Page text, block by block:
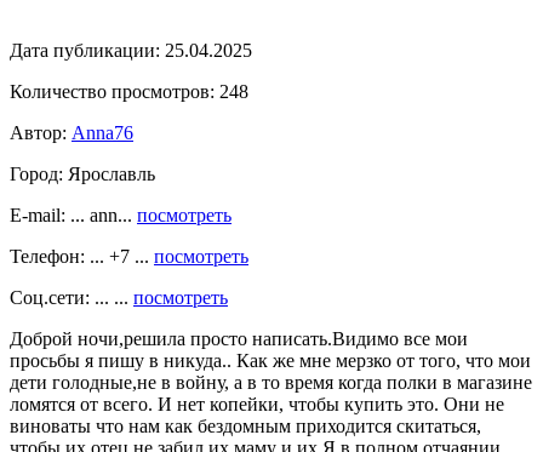
Дата публикации: 25.04.2025
Количество просмотров: 248
Автор: Anna76
Город: Ярославль
E-mail: ... ann... посмотреть
Телефон: ... +7 ... посмотреть
Соц.сети: ... ... посмотреть
Доброй ночи,решила просто написать.Видимо все мои
просьбы я пишу в никуда.. Как же мне мерзко от того, что мои
дети голодные,не в войну, а в то время когда полки в магазине
ломятся от всего. И нет копейки, чтобы купить это. Они не
виноваты что нам как бездомным приходится скитаться,
чтобы их отец не забил их маму и их.Я в полном отчаянии.